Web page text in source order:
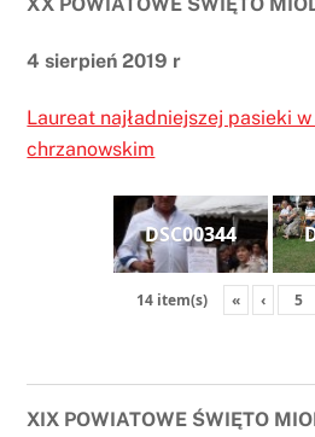
4 sierpień 2019 r
Laureat najładniejszej pasieki
chrzanowskim
DSC00344
14 item(s) « ‹
XIX POWIATOWE ŚWIĘTO